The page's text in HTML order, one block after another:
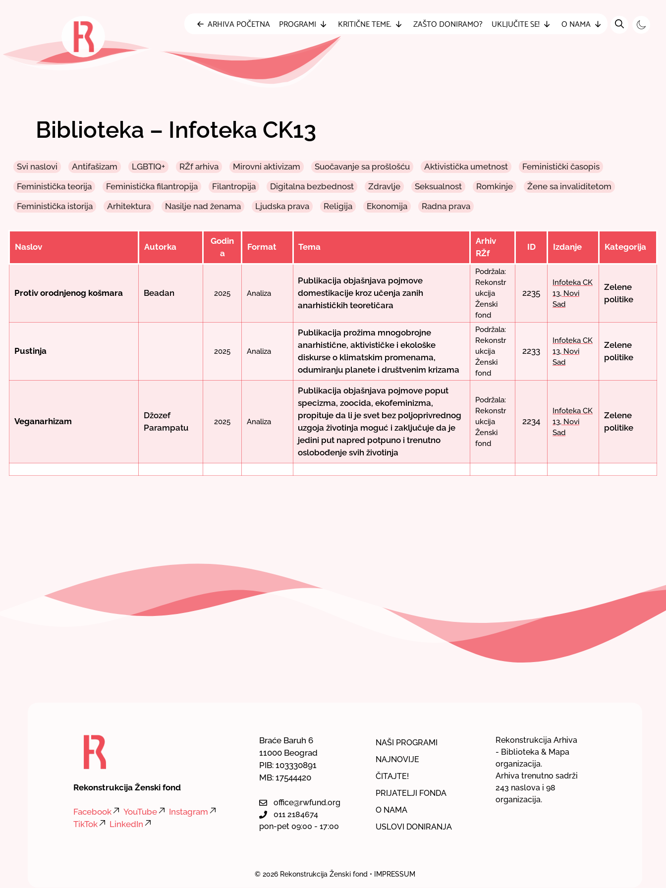
ARHIVA POČETNA PROGRAMI KRITIČNE TEME. ZAŠTO DONIRAMO? UKLJUČITE SE! O NAMA
Biblioteka – Infoteka CK13
Svi naslovi Antifašizam LGBTIQ+ RŽf arhiva Mirovni aktivizam Suočavanje sa prošlošću Aktivistička umetnost
Feministički časopis
Feministička teorija
Feministička filantropija Filantropija Digitalna bezbednost Zdravlje Seksualnost Romkinje
Žene sa invaliditetom
Feministička istorija
Arhitektura Nasilje nad ženama Ljudska prava Religija Ekonomija Radna prava
Naslov Autorka
Godin
a
Format Tema
Arhiv
RŽf
ID Izdanje Kategorija
Protiv orodnjenog košmara Beadan 2025 Analiza
Publikacija objašnjava pojmove
domestikacije kroz učenja zanih
anarhističkih teoretičara
Podržala:
Rekonstr
ukcija
Ženski
fond
2235
Infoteka CK
13, Novi
Sad
Zelene
politike
Pustinja 2025 Analiza
Publikacija prožima mnogobrojne
anarhistične, aktivističke i ekološke
diskurse o klimatskim promenama,
odumiranju planete i društvenim krizama
Podržala:
Rekonstr
ukcija
Ženski
fond
2233
Infoteka CK
13, Novi
Sad
Zelene
politike
Veganarhizam
Džozef
Parampatu
2025 Analiza
Publikacija objašnjava pojmove poput
specizma, zoocida, ekofeminizma,
propituje da li je svet bez poljoprivrednog
uzgoja životinja moguć i zaključuje da je
jedini put napred potpuno i trenutno
oslobođenje svih životinja
Podržala:
Rekonstr
ukcija
Ženski
fond
2234
Infoteka CK
13, Novi
Sad
Zelene
politike
Rekonstrukcija Ženski fond
Facebook YouTube
Instagram
TikTok
LinkedIn
Braće Baruh 6
11000 Beograd
PIB: 103330891
MB: 17544420
office@rwfund.org
011 2184674
pon-pet 09:00 - 17:00
NAŠI PROGRAMI
NAJNOVIJE
ČITAJTE!
PRIJATELJI FONDA
O NAMA
USLOVI DONIRANJA
Rekonstrukcija Arhiva
- Biblioteka & Mapa
organizacija.
Arhiva trenutno sadrži
243 naslova i 98
organizacija.
© 2026 Rekonstrukcija Ženski fond • IMPRESSUM